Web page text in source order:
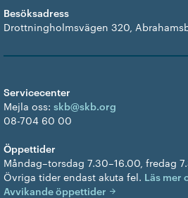
Besöksadress
Drottningholmsvägen 320,
Servicecenter
Mejla oss: skb@skb.org
08-704 60 00
Öppettider
Måndag–torsdag 7.30–16.00, fredag
Övriga tider endast akuta fel. Läs mer
Avvikande öppettider